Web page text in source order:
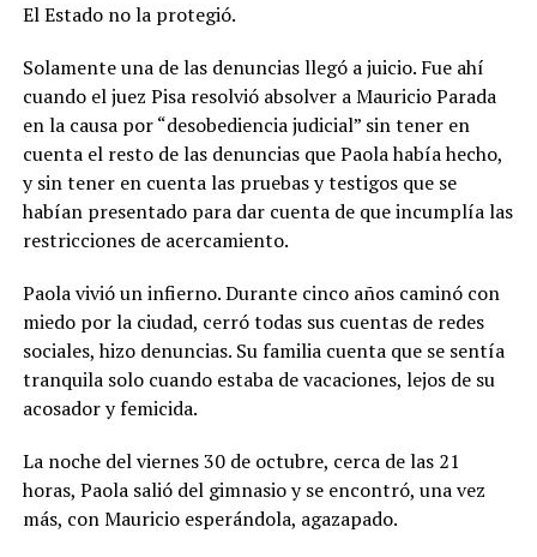
El Estado no la protegió.
Solamente una de las denuncias llegó a juicio. Fue ahí
cuando el juez Pisa resolvió absolver a Mauricio Parada
en la causa por “desobediencia judicial” sin tener en
cuenta el resto de las denuncias que Paola había hecho,
y sin tener en cuenta las pruebas y testigos que se
habían presentado para dar cuenta de que incumplía las
restricciones de acercamiento.
Paola vivió un infierno. Durante cinco años caminó con
miedo por la ciudad, cerró todas sus cuentas de redes
sociales, hizo denuncias. Su familia cuenta que se sentía
tranquila solo cuando estaba de vacaciones, lejos de su
acosador y femicida.
La noche del viernes 30 de octubre, cerca de las 21
horas, Paola salió del gimnasio y se encontró, una vez
más, con Mauricio esperándola, agazapado.